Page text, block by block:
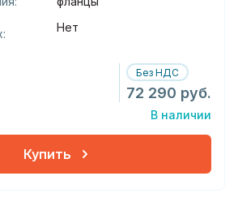
Нет
Без НДС
72 290 руб.
В наличии
Купить